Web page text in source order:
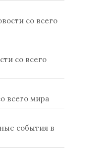
со всего
со всего
всего мира
события в